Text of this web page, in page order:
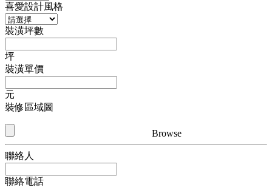
喜愛設計風格
裝潢坪數
坪
裝潢單價
元
裝修區域圖
Browse
聯絡人
聯絡電話